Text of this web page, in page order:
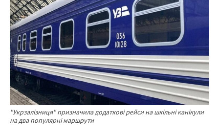
"Укрзалізниця" призначила додаткові рейси на шкільні канікули
на два популярні маршрути